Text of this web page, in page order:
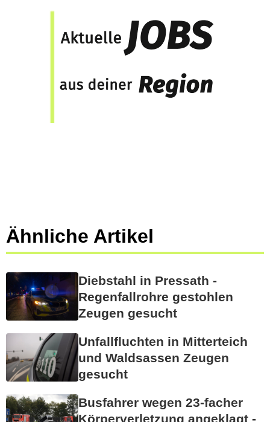
Ähnliche Artikel
Diebstahl in Pressath -
Regenfallrohre gestohlen
Zeugen gesucht
Unfallfluchten in Mitterteich
und Waldsassen Zeugen
gesucht
Busfahrer wegen 23-facher
Körperverletzung angeklagt -